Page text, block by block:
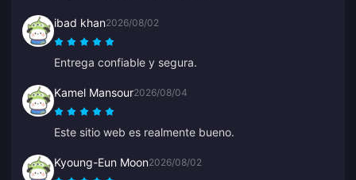
ibad khan2026/08/02
Entrega confiable y segura.
Kamel Mansour2026/08/04
Este sitio web es realmente bueno.
Kyoung-Eun Moon2026/08/02